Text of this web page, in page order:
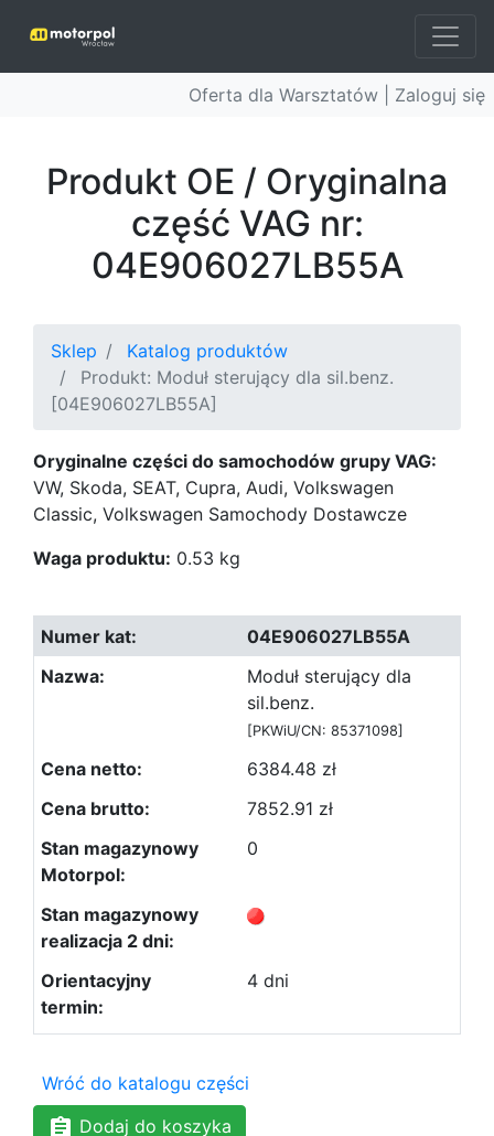
Oferta dla Warsztatów | Zaloguj się
Produkt OE / Oryginalna
część VAG nr:
04E906027LB55A
Sklep
Katalog produktów
Produkt: Moduł sterujący dla sil.benz.
[04E906027LB55A]
Oryginalne części do samochodów grupy VAG:
VW, Skoda, SEAT, Cupra, Audi, Volkswagen
Classic, Volkswagen Samochody Dostawcze
Waga produktu: 0.53 kg
04E906027LB55A
Moduł sterujący dla
sil.benz.
[PKWiU/CN: 85371098]
6384.48 zł
7852.91 zł
0
4 dni
Wróć do katalogu części
Dodaj do koszyka